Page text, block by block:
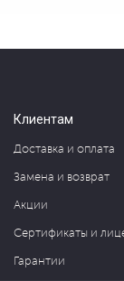
Клиентам
Доставка и оплата
Замена и возврат
Акции
Сертификаты и
Гарантии